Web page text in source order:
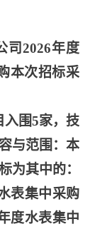
司2026年度
本次招标采
围5家，技
与范围：本
为其中的：
表集中采购
度水表集中